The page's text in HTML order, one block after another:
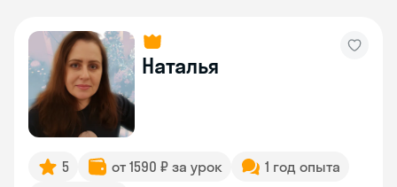
Наталья
5 от 1590 ₽ за урок
1 год опыта